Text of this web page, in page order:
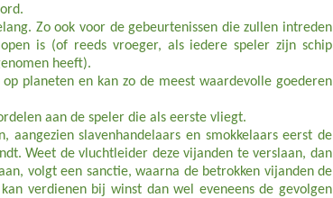
Zo ook voor de gebeurtenissen die zullen intreden
is (of reeds vroeger, als iedere speler zijn schip
heeft).
planeten en kan zo de meest waardevolle goederen
aan de speler die als eerste vliegt.
aangezien slavenhandelaars en smokkelaars eerst de
Weet de vluchtleider deze vijanden te verslaan, dan
volgt een sanctie, waarna de betrokken vijanden de
verdienen bij winst dan wel eveneens de gevolgen